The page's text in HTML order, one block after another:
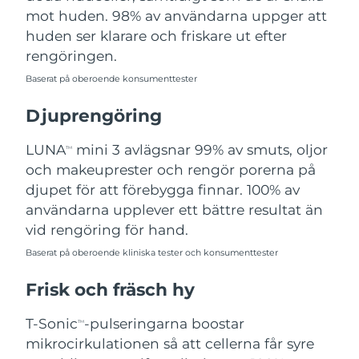
mot huden. 98% av användarna uppger att
huden ser klarare och friskare ut efter
rengöringen.
Baserat på oberoende konsumenttester
Djuprengöring
LUNATM
mini 3 avlägsnar 99% av smuts, oljor
och makeuprester och rengör porerna på
djupet för att förebygga finnar. 100% av
användarna upplever ett bättre resultat än
vid rengöring för hand.
Baserat på oberoende kliniska tester och konsumenttester
Frisk och fräsch hy
T-SonicTM-pulseringarna boostar
mikrocirkulationen så att cellerna får syre
Malaysia Förväntad leverans 11/08/2026
Mexiko
Monaco
Förväntad leverans
09/08/2026
Nederländerna
Förväntad leverans
08/08/2026
Nya Zeeland
08/08/2026
Norge
Oman Förväntad leverans11/08/2026